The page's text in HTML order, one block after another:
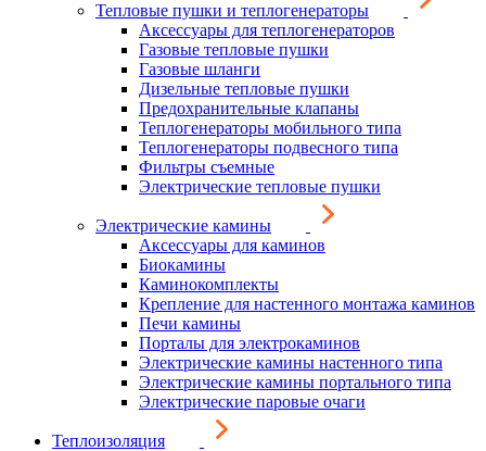
Тепловые пушки и теплогенераторы
Аксессуары для теплогенераторов
Газовые тепловые пушки
Газовые шланги
Дизельные тепловые пушки
Предохранительные клапаны
Теплогенераторы мобильного типа
Теплогенераторы подвесного типа
Фильтры съемные
Электрические тепловые пушки
Электрические камины
Аксессуары для каминов
Биокамины
Каминокомплекты
Крепление для настенного монтажа каминов
Печи камины
Порталы для электрокаминов
Электрические камины настенного типа
Электрические камины портального типа
Электрические паровые очаги
Теплоизоляция